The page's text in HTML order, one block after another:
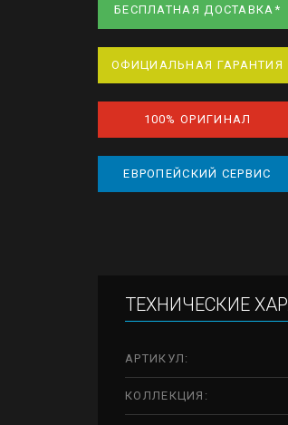
БЕСПЛАТНАЯ ДОСТАВКА*
ОФИЦИАЛЬНАЯ ГАРАНТИЯ
100% ОРИГИНАЛ
ЕВРОПЕЙСКИЙ СЕРВИС
ТЕХНИЧЕСКИЕ
АРТИКУЛ:
КОЛЛЕКЦИЯ: